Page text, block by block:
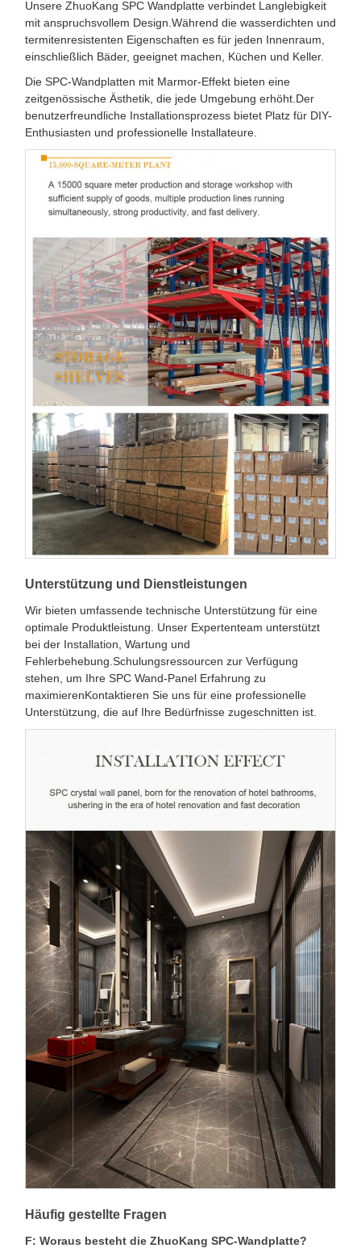
Unsere ZhuoKang SPC Wandplatte verbindet Langlebigkeit
mit anspruchsvollem Design.Während die wasserdichten und
termitenresistenten Eigenschaften es für jeden Innenraum,
einschließlich Bäder, geeignet machen, Küchen und Keller.
Die SPC-Wandplatten mit Marmor-Effekt bieten eine
zeitgenössische Ästhetik, die jede Umgebung erhöht.Der
benutzerfreundliche Installationsprozess bietet Platz für DIY-
Enthusiasten und professionelle Installateure.
Unterstützung und Dienstleistungen
Wir bieten umfassende technische Unterstützung für eine
optimale Produktleistung. Unser Expertenteam unterstützt
bei der Installation, Wartung und
Fehlerbehebung.Schulungsressourcen zur Verfügung
stehen, um Ihre SPC Wand-Panel Erfahrung zu
maximierenKontaktieren Sie uns für eine professionelle
Unterstützung, die auf Ihre Bedürfnisse zugeschnitten ist.
Häufig gestellte Fragen
F: Woraus besteht die ZhuoKang SPC-Wandplatte?